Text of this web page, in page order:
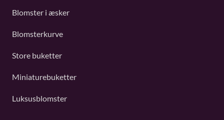
Blomster i æsker
Blomsterkurve
Store buketter
Miniaturebuketter
Luksusblomster